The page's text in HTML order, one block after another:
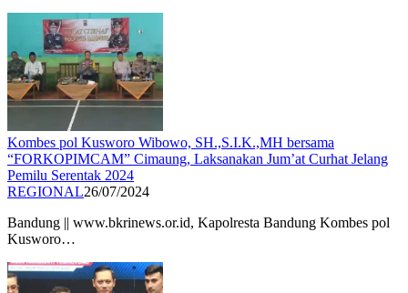
Kombes pol Kusworo Wibowo, SH.,S.I.K.,MH bersama
“FORKOPIMCAM” Cimaung, Laksanakan Jum’at Curhat Jelang
Pemilu Serentak 2024
REGIONAL26/07/2024
Bandung || www.bkrinews.or.id, Kapolresta Bandung Kombes pol
Kusworo…